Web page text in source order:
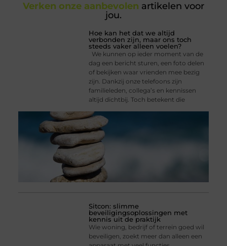
Verken onze aanbevolen artikelen voor
jou.
Hoe kan het dat we altijd
verbonden zijn, maar ons toch
steeds vaker alleen voelen?
We kunnen op ieder moment van de
dag een bericht sturen, een foto delen
of bekijken waar vrienden mee bezig
zijn. Dankzij onze telefoons zijn
familieleden, collega’s en kennissen
altijd dichtbij. Toch betekent die
Sitcon: slimme
beveiligingsoplossingen met
kennis uit de praktijk
Wie woning, bedrijf of terrein goed wil
beveiligen, zoekt meer dan alleen een